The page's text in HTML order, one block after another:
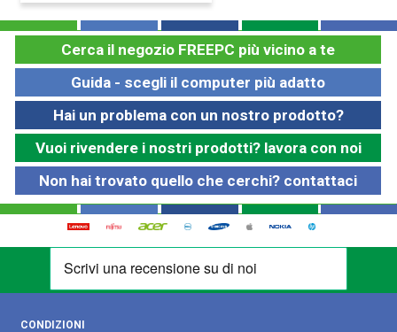
Cerca il negozio FREEPC più vicino a te
Guida - scegli il computer più adatto
Hai un problema con un nostro prodotto?
Vuoi rivendere i nostri prodotti? lavora con noi
Non hai trovato quello che cerchi? contattaci
CONDIZIONI